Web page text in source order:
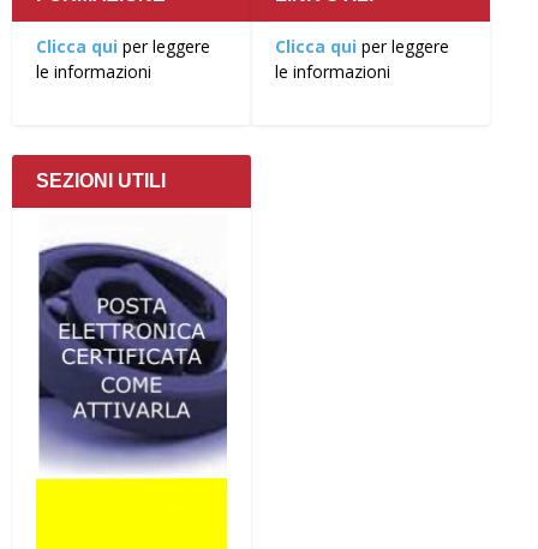
Clicca qui per leggere
le informazioni
Clicca qui per leggere
le informazioni
SEZIONI UTILI